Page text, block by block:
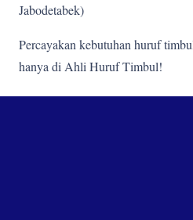
Jabodetabek)
Percayakan kebutuhan huruf
hanya di Ahli Huruf Timbul!